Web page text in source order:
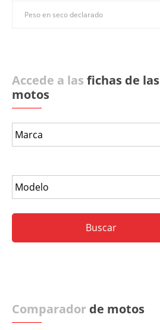
Peso en seco declarado
Accede a las fichas de las
motos
Comparador de motos